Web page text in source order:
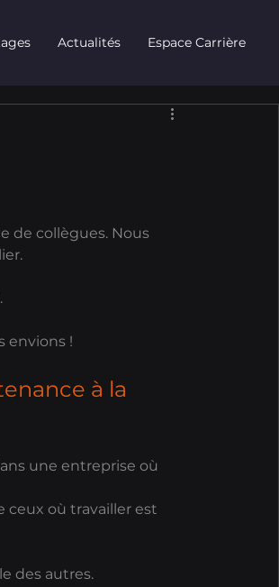
Actualités Espace Carrière
de collègues. Nous
envions !
à la
une entreprise où
ceux où travailler est
des autres.